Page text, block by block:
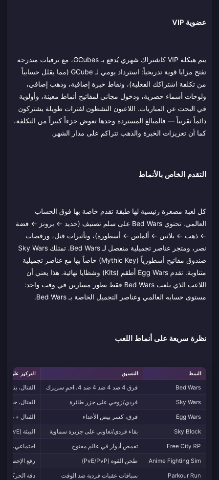
عضوية VIP
يتم هيكلة VIP كاشتراك شهري يُدفع بـ GCubes، مع ترقيات متدرجة
تفتح مزايا قوية تدريجياً: استرداد يومي لـ GCube (مما يقلل حسابياً
من تكلفة اشتراكك الفعلية)، ونقاط خبرة إضافية، وذهب إضافي،
ولوحات أسماء حصرية، ودخول مجاني لمفاتيح أنماط معينة، وأولوية
في البحث عن المباريات. اللاعبون النشطون لفترات طويلة يشتركون
دائماً تقريباً — فالمبالغ المستردة وحدها تعوض جزءاً كبيراً من التكلفة،
كما أن تعزيزات الخبرة والذهب تتراكم على مدار الشهر.
التقدم الخاص بالأنماط
كل لعبة مصغرة رئيسية لها طبقة تقدم خاصة بها فوق الحساب
العالمي. تحتوي Bed Wars على سلم تصنيف (حديد ← برونز ← فضة
← ذهب ← بلاتين ← ألماس ← أسطورة)، وتأثيرات قتل، ورقصات
نصر، ومتجر عناصر تجميلية منفصل لـ Bed Wars. تمتلك Sky Wars
صندوق مفاتيح أسطورياً (Mythic Key) خاصاً بها مع عناصر تجميلية
متناوبة. تقدم Egg Wars أطقم (Kits) وشظايا نهائية. هذا يعني أن
اللاعب الذي يلعب Bed Wars فقط يطور مسارين في وقت واحد:
مستوى حسابه العالمي وعناصر التجميل الخاصة بـ Bed Wars.
نظرة سريعة على أنماط اللعب
النمط التنسيق التركيز على
Bed Wars فرق 4 ضد 4 ضد 4 ضد 4، احمِ سريرك
القتال، بناء
Sky Wars
فردي/زوجي على جزر طائرة
القتال، حظ
Egg Wars
فرق، كسر بيض الأعداء
القتال +
Sky Block
بقاء فردي/تعاوني على جزيرة سماوية
البيئة (PvE)، الزراعة، الأتمتة
Free City RP
تقمص أدوار في عالم مفتوح
اجتماعي،
Anime Fighting Sim
طحن القوة (PvE/PvP)
رفع
Parkour Run
سباقات عقبات فردية ضد الوقت
دقة الحركة